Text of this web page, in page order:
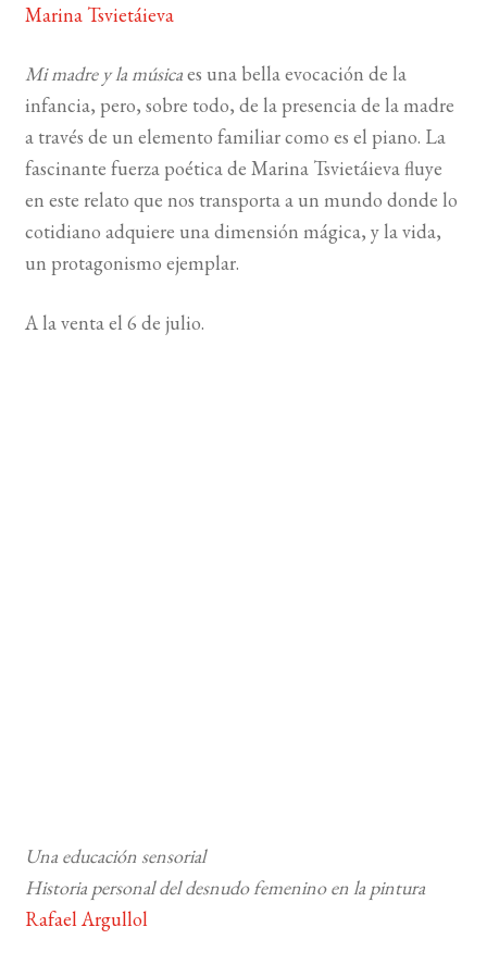
Marina Tsvietáieva
Mi madre y la músicaes una bella evocación de la
infancia, pero, sobre todo, de la presencia de la madre
a través de un elemento familiar como es el piano. La
fascinante fuerza poética de Marina Tsvietáieva fluye
en este relato que nos transporta a un mundo donde lo
cotidiano adquiere una dimensión mágica, y la vida,
un protagonismo ejemplar.
A la venta el 6 de julio.
Una educación sensorial
Historia personal del desnudo femenino en la pintura
Rafael Argullol